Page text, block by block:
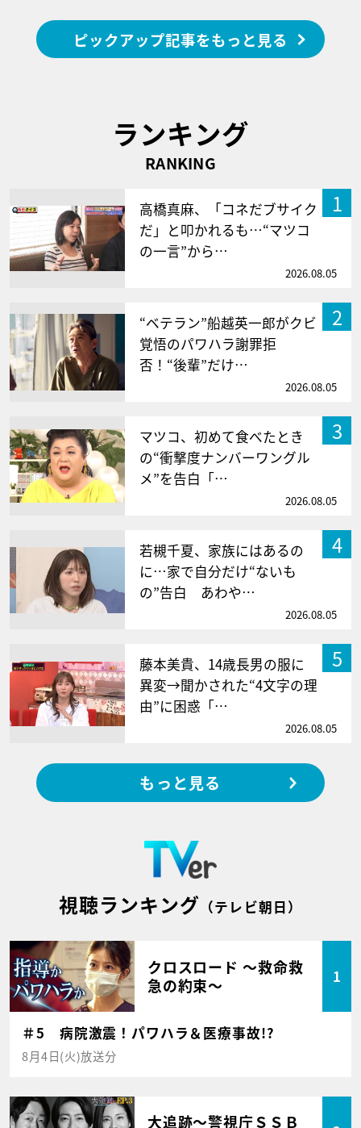
ピックアップ記事をもっと見る
ランキング
RANKING
1
高橋真麻、「コネだブサイク
だ」と叩かれるも…“マツコ
の一言”から…
2026.08.05
2
“ベテラン”船越英一郎がクビ
覚悟のパワハラ謝罪拒
否！“後輩”だけ…
2026.08.05
3
マツコ、初めて食べたとき
の“衝撃度ナンバーワングル
メ”を告白「…
2026.08.05
4
若槻千夏、家族にはあるの
に…家で自分だけ“ないも
の”告白 あわや…
2026.08.05
5
藤本美貴、14歳長男の服に
異変→聞かされた“4文字の理
由”に困惑「…
2026.08.05
もっと見る
視聴ランキング （テレビ朝日）
クロスロード ～救命救
急の約束～
1
＃5 病院激震！パワハラ＆医療事故!?
8月4日(火)放送分
大追跡～警視庁ＳＳＢ